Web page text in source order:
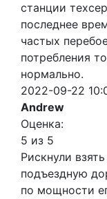
станции
последнее
частых
потребления
нормально.
2022-09-22
Andrew
Оценка:
5 из 5
Рискнули
подъездную
по мощности